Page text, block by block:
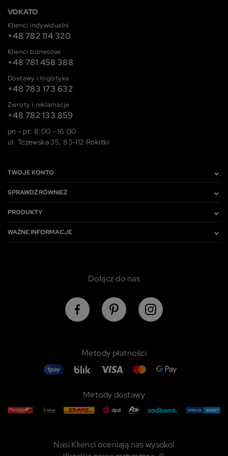
VOKATO
Klienci indywidualni
+48 782 114 320
Klienci biznesowi
+48 781 458 388
Dostawy i logistyka
+48 783 173 632
Zwroty i reklamacje
+48 782 133 859
pn - pt: 8:00 - 16:00
ul. Tczewska 35, 83-112 Rokitki
TWOJE KONTO
SPRAWDŹ RÓWNIEŻ
PRODUKTY
WAŻNE INFORMACJE
Dołącz do nas
Metody płatności
Metody dostawy
Nasi Klienci oceniają nas wysoko!